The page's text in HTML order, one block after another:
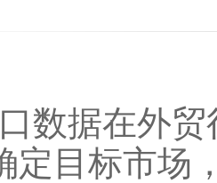
数据在外贸
定目标市场